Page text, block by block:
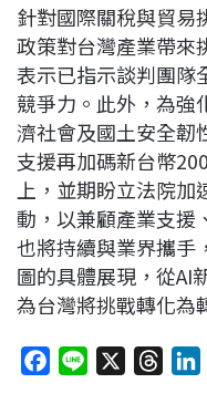
針對國際關稅與貿易
政策對台灣產業帶來
表示已指示談判團隊
競爭力。此外，為強
濟社會及國土安全韌
支援再加碼新台幣
上，並期盼立法院
動，以兼顧產業支援
也將持續與業界攜手
圖的具體展現，從AI
為台灣將挑戰轉化為